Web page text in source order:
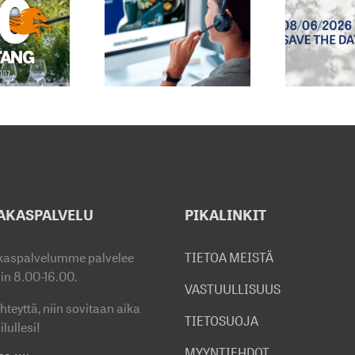
ON
2027
MYYNTINÄYTTELYMME
AUKEAA
palvelee
8.00-16.00.
niin sovitaan aika
PIKALINKIT
TIETOA MEISTÄ
VASTUULLISUUS
TIETOSUOJA